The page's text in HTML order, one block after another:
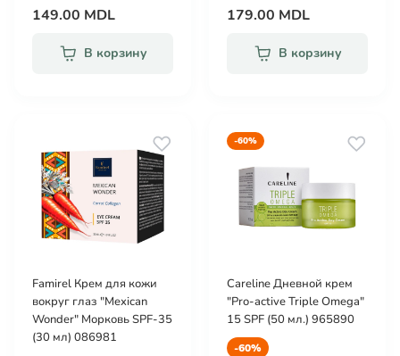
149.00 MDL
В корзину
179.00 MDL
В корзину
Famirel Крем для кожи
вокруг глаз "Mexican
Wonder" Морковь SPF-35
(30 мл) 086981
-60%
Careline Дневной крем
"Pro-active Triple Omega"
15 SPF (50 мл.) 965890
-60%